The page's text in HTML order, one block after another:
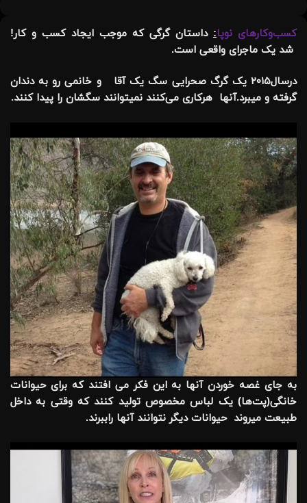
کسب‌وکارهای نوپا: داستان گرگی که موجب ایجاد کسب و کار!
شد یک ماجرای واقعی است.
‏درسال۲۰۱۵ یک گرگ صحرایی سگ یک آقا و خانمی رو به دندان
گرفته و میبرد.آنها هرکاری می‌کنند نمیتوانند سگشان را پیدا کنند.
به جای غصه خوردن آنها به این فکر می افتند که برای حیوانات
خانگی(پت‌ها) یک لباس مخصوص تولید کنند که وقتی به داخل
طبیعت میروند حیوانات دیگر نتوانند آنها راببرند.